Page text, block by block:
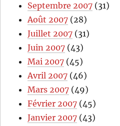
Septembre 2007 (31)
Août 2007 (28)
Juillet 2007 (31)
Juin 2007 (43)
Mai 2007 (45)
Avril 2007 (46)
Mars 2007 (49)
Février 2007 (45)
Janvier 2007 (43)